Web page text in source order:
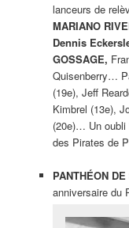
lanceurs de
MARIANO
Dennis
GOSSAGE,
Quisenberry…
(19e), Jeff
Kimbrel (13e),
(20e)… Un oubli
des Pirates de
PANTHÉON
anniversaire du